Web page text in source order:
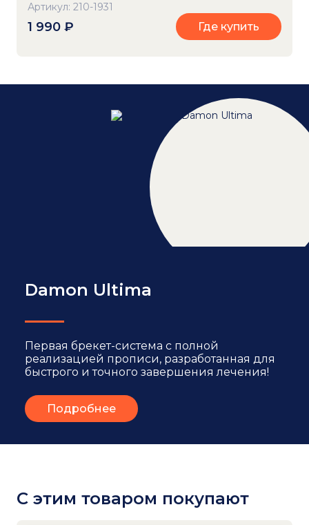
Артикул: 210-1931
1 990 ₽ Где купить
Damon Ultima
Первая брекет-система с полной
реализацией прописи, разработанная для
быстрого и точного завершения лечения!
Подробнее
С этим товаром покупают